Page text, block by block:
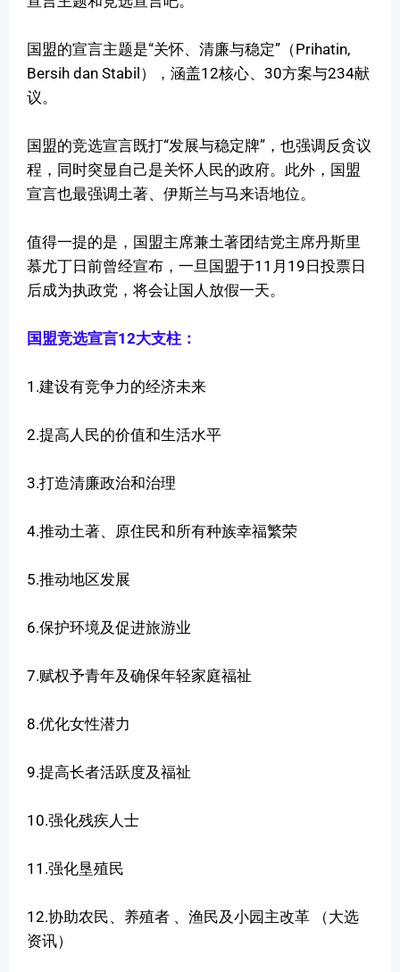
国盟的宣言主题是“关怀、清廉与稳定”（Prihatin,
Bersih dan Stabil），涵盖12核心、30方案与234献
议。
国盟的竞选宣言既打“发展与稳定牌”，也强调反贪议
程，同时突显自己是关怀人民的政府。此外，国盟
宣言也最强调土著、伊斯兰与马来语地位。
值得一提的是，国盟主席兼土著团结党主席丹斯里
慕尤丁日前曾经宣布，一旦国盟于11月19日投票日
后成为执政党，将会让国人放假一天。
国盟竞选宣言12大支柱：
1.建设有竞争力的经济未来
2.提高人民的价值和生活水平
3.打造清廉政治和治理
4.推动土著、原住民和所有种族幸福繁荣
5.推动地区发展
6.保护环境及促进旅游业
7.赋权予青年及确保年轻家庭福祉
8.优化女性潜力
9.提高长者活跃度及福祉
10.强化残疾人士
11.强化垦殖民
12.协助农民、养殖者 、渔民及小园主改革 （大选
资讯）